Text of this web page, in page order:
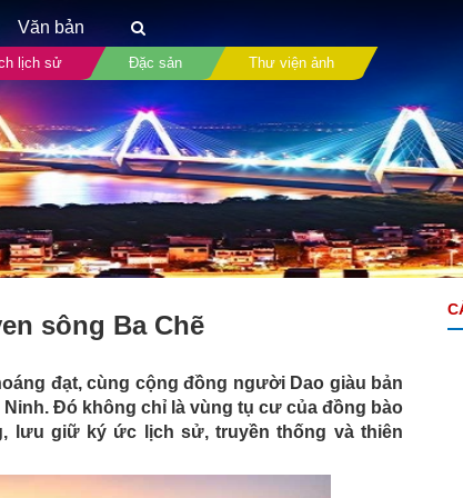
Văn bản
lịch sử Đặc sản Thư viện ảnh
sông Ba Chẽ
đạt, cùng cộng đồng người Dao giàu bản
Đó không chỉ là vùng tụ cư của đồng bào
lưu giữ ký ức lịch sử, truyền thống và thiên